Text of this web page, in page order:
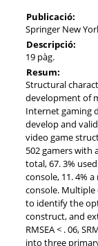
Publicació:
Springer New
Descripció:
19 pàg.
Resum:
Structural
development of
Internet gaming
develop and
video game
502 gamers with
total, 67. 3%
console, 11. 4%
console.
to identify the
construct, and
RMSEA < . 06,
into three